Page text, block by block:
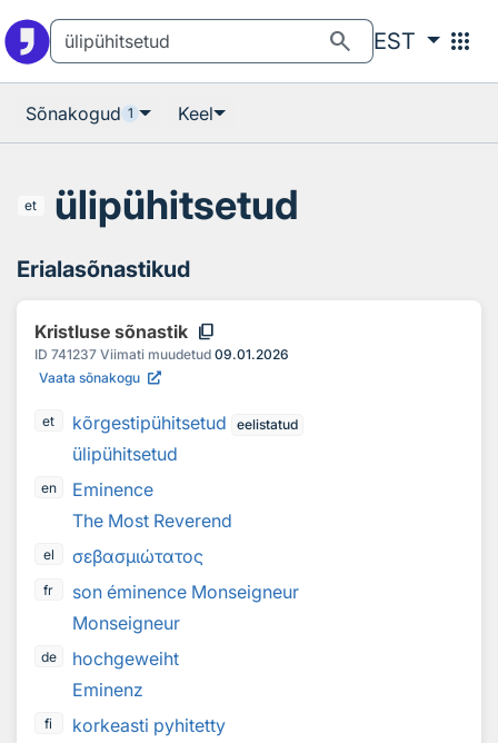
search EST apps
Sõnakogud 1 Keel
et ülipühitsetud
Erialasõnastikud
Kristluse sõnastik content_copy
ID 741237 Viimati muudetud 09.01.2026
Vaata sõnakogu
et kõrgestipühitsetud eelistatud
ülipühitsetud
en
Eminence
The Most Reverend
el σεβασμιώτατος
fr
son éminence Monseigneur
Monseigneur
de
hochgeweiht
Eminenz
fi korkeasti pyhitetty